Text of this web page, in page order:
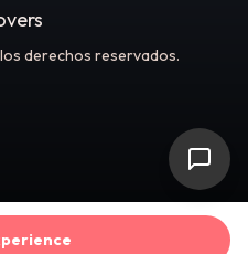
derechos reservados.